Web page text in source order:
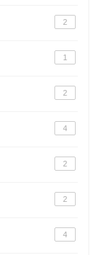
2
1
2
4
2
2
4